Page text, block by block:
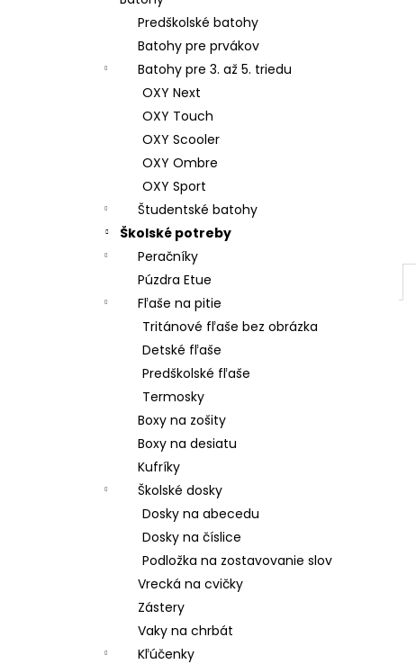
Predškolské batohy
Batohy pre prvákov
Batohy pre 3. až 5. triedu
OXY Next
OXY Touch
OXY Scooler
OXY Ombre
OXY Sport
Študentské batohy
Školské potreby
Peračníky
Púzdra Etue
Fľaše na pitie
Tritánové fľaše bez obrázka
Detské fľaše
Predškolské fľaše
Termosky
Boxy na zošity
Boxy na desiatu
Kufríky
Školské dosky
Dosky na abecedu
Dosky na číslice
Podložka na zostavovanie slov
Vrecká na cvičky
Zástery
Vaky na chrbát
Kľúčenky
ŠKOLSKÝ SET 8-DIELNY OXY JUMPER
KOLIBRÍK FIALOVÝ